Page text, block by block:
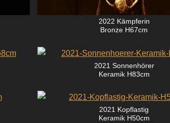
2022 Kämpferin
Bronze H67cm
2021 Sonnenhörer
Keramik H83cm
2021 Kopflastig
Keramik H50cm